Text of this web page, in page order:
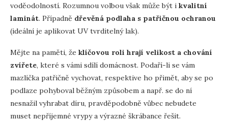
voděodolností. Rozumnou volbou však může být i kvalitní
laminát. Případně dřevěná podlaha s patřičnou ochranou
(ideální je aplikovat UV tvrditelný lak).
Mějte na paměti, že klíčovou roli hrají velikost a chování
zvířete, které s vámi sdílí domácnost. Podaří-li se vám
mazlíčka patřičně vychovat, respektive ho přimět, aby se po
podlaze pohyboval běžným způsobem a např. se do ní
nesnažil vyhrabat díru, pravděpodobně vůbec nebudete
muset nepříjemné vrypy a výrazné škrábance řešit.